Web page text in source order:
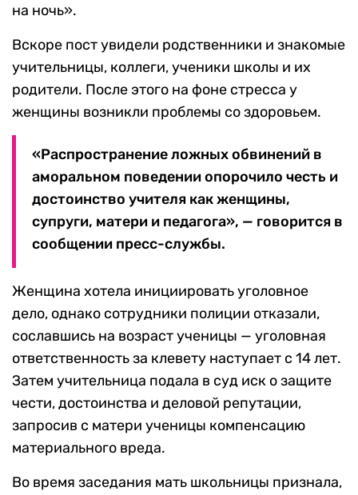
на ночь».
Вскоре пост увидели родственники и знакомые
учительницы, коллеги, ученики школы и их
родители. После этого на фоне стресса у
женщины возникли проблемы со здоровьем.
«Распространение ложных обвинений в
аморальном поведении опорочило честь и
достоинство учителя как женщины,
супруги, матери и педагога», — говорится в
сообщении пресс-службы.
Женщина хотела инициировать уголовное
дело, однако сотрудники полиции отказали,
сославшись на возраст ученицы — уголовная
ответственность за клевету наступает с 14 лет.
Затем учительница подала в суд иск о защите
чести, достоинства и деловой репутации,
запросив с матери ученицы компенсацию
материального вреда.
Во время заседания мать школьницы признала,